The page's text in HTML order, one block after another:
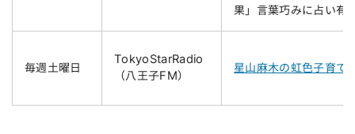
果」言葉巧みに占い有
毎週土曜日
TokyoStarRadio
（八王子FM）
星山麻木の虹色子育て